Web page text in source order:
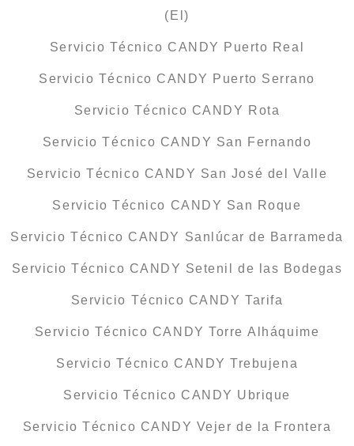
(El)
Servicio Técnico CANDY Puerto Real
Servicio Técnico CANDY Puerto Serrano
Servicio Técnico CANDY Rota
Servicio Técnico CANDY San Fernando
Servicio Técnico CANDY San José del Valle
Servicio Técnico CANDY San Roque
Servicio Técnico CANDY Sanlúcar de Barrameda
Servicio Técnico CANDY Setenil de las Bodegas
Servicio Técnico CANDY Tarifa
Servicio Técnico CANDY Torre Alháquime
Servicio Técnico CANDY Trebujena
Servicio Técnico CANDY Ubrique
Servicio Técnico CANDY Vejer de la Frontera